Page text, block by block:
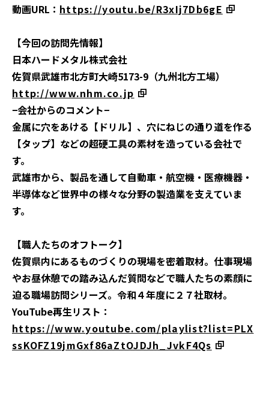
動画URL： https://youtu.be/R3xIj7Db6gE
【今回の訪問先情報】
日本ハードメタル株式会社
佐賀県武雄市北方町大崎5173-9（九州北方工場）
http://www.nhm.co.jp
−会社からのコメント−
金属に穴をあける【ドリル】、穴にねじの通り道を作る
【タップ】などの超硬工具の素材を造っている会社で
す。
武雄市から、製品を通して自動車・航空機・医療機器・
半導体など世界中の様々な分野の製造業を支えていま
す。
【職人たちのオフトーク】
佐賀県内にあるものづくりの現場を密着取材。仕事現場
やお昼休憩での踏み込んだ質問などで職人たちの素顔に
迫る職場訪問シリーズ。令和４年度に２７社取材。
YouTube再生リスト：
https://www.youtube.com/playlist?list=PLX
ssKOFZ19jmGxf86aZtOJDJh_JvkF4Qs